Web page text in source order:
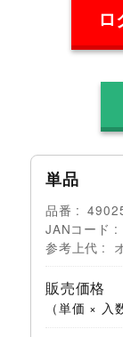
単品
品番
JANコード
参考上代
販売価格
（単価 × 入